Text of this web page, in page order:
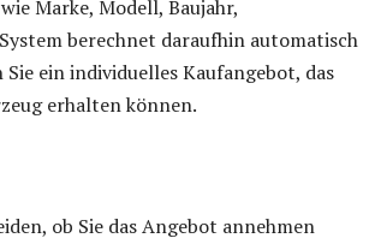
Marke, Modell, Baujahr,
berechnet daraufhin automatisch
ein individuelles Kaufangebot, das
erhalten können.
ob Sie das Angebot annehmen